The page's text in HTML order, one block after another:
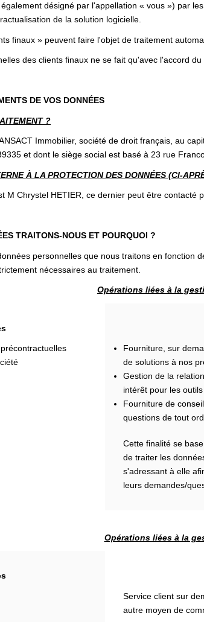
désigné par l'appellation « vous ») par
de la solution logicielle.
finaux » peuvent faire l'objet de traitement
des clients finaux ne se fait qu'avec l'accord
DE VOS DONNÉES
?
Immobilier, société de droit français, au
et dont le siège social est basé à 23 rue
À LA PROTECTION DES DONNÉES (CI-
M Chrystel HETIER, ce dernier peut être contacté
TRAITONS-NOUS ET POURQUOI ?
personnelles que nous traitons en
nécessaires au traitement.
Opérations liées à la
Fourniture, sur
de solutions à nos
Gestion de la
intérêt pour les outils
Fourniture de
questions de tout
Cette finalité se
de traiter les
s'adressant à elle
leurs demandes/
Opérations liées à la
Service client sur
autre moyen de